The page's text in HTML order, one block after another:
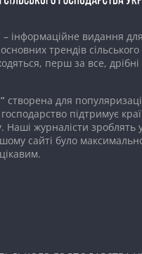
– інформаційне видання
трендів
перш за все, дрібні
створена для
підтримує
Наші журналісти зроблять
сайті було